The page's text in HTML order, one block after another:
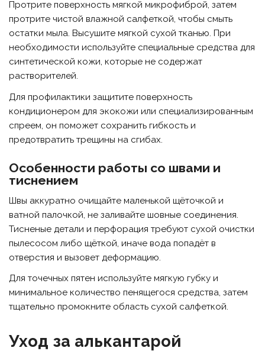
Протрите поверхность мягкой микрофиброй, затем
протрите чистой влажной салфеткой, чтобы смыть
остатки мыла. Высушите мягкой сухой тканью. При
необходимости используйте специальные средства для
синтетической кожи, которые не содержат
растворителей.
Для профилактики защитите поверхность
кондиционером для экокожи или специализированным
спреем, он поможет сохранить гибкость и
предотвратить трещины на сгибах.
Особенности работы со швами и
тиснением
Швы аккуратно очищайте маленькой щёточкой и
ватной палочкой, не заливайте шовные соединения.
Тисненые детали и перфорация требуют сухой очистки
пылесосом либо щёткой, иначе вода попадёт в
отверстия и вызовет деформацию.
Для точечных пятен используйте мягкую губку и
минимальное количество пенящегося средства, затем
тщательно промокните область сухой салфеткой.
Уход за алькантарой